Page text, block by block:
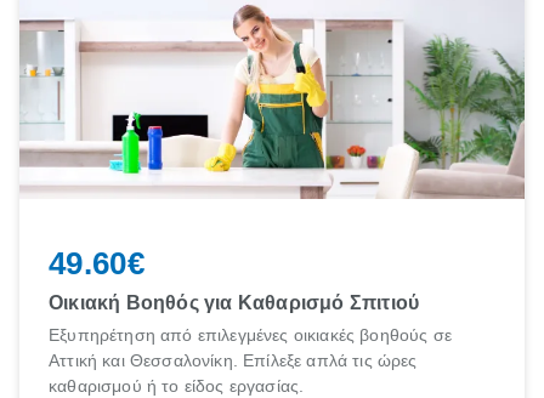
49.60€
Οικιακή Βοηθός για Καθαρισμό Σπιτιού
Εξυπηρέτηση από επιλεγμένες οικιακές βοηθούς σε
Αττική και Θεσσαλονίκη. Επίλεξε απλά τις ώρες
καθαρισμού ή το είδος εργασίας.